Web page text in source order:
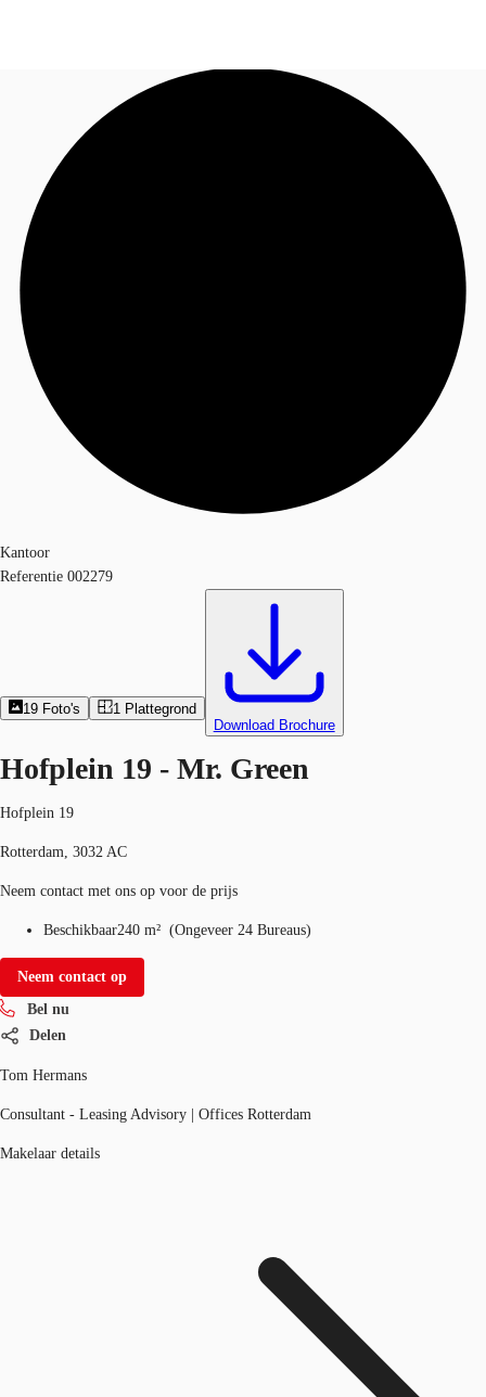
Nieuws & onderzoek
Favorieten
Bel nu
Kantoor
Referentie 002279
19 Foto's 1 Plattegrond
Download Brochure
Hofplein 19 - Mr. Green
Hofplein 19
Rotterdam, 3032 AC
Neem contact met ons op voor de prijs
Beschikbaar240 m² (Ongeveer 24 Bureaus)
Neem contact op
Bel nu
Delen
Tom Hermans
Consultant - Leasing Advisory | Offices Rotterdam
Makelaar details